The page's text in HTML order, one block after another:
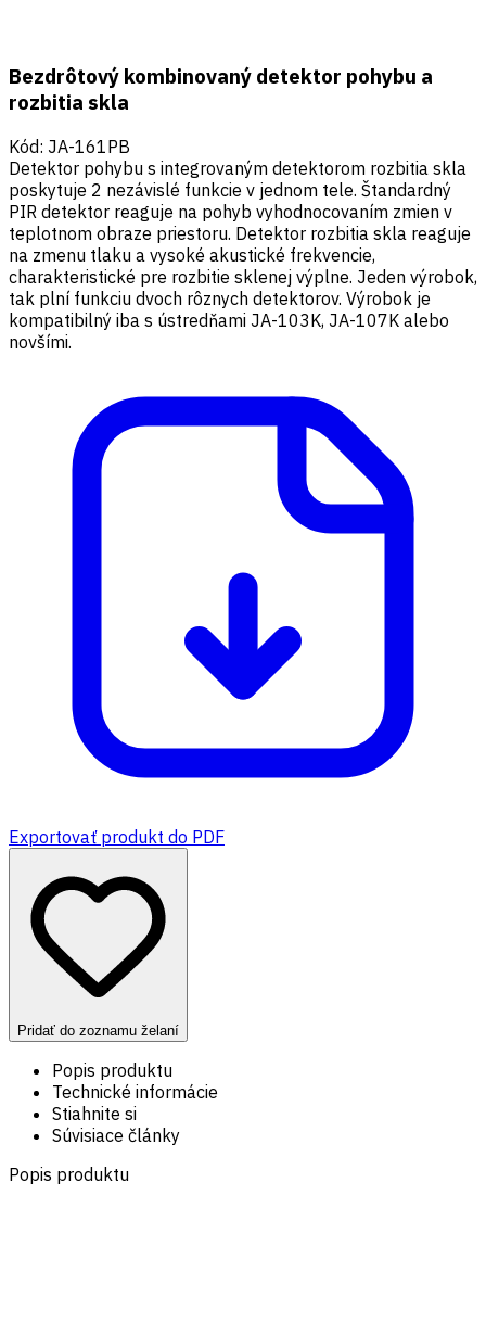
Bezdrôtový kombinovaný detektor pohybu a
rozbitia skla
Kód: JA-161PB
Detektor pohybu s integrovaným detektorom rozbitia skla
poskytuje 2 nezávislé funkcie v jednom tele. Štandardný
PIR detektor reaguje na pohyb vyhodnocovaním zmien v
teplotnom obraze priestoru. Detektor rozbitia skla reaguje
na zmenu tlaku a vysoké akustické frekvencie,
charakteristické pre rozbitie sklenej výplne. Jeden výrobok,
tak plní funkciu dvoch rôznych detektorov. Výrobok je
kompatibilný iba s ústredňami JA-103K, JA-107K alebo
novšími.
Exportovať produkt do PDF
Pridať do zoznamu želaní
Popis produktu
Technické informácie
Stiahnite si
Súvisiace články
Popis produktu